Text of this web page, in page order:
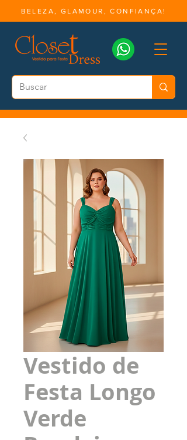
BELEZA, GLAMOUR, CONFIANÇA!
Vestido de
Festa Longo
Verde